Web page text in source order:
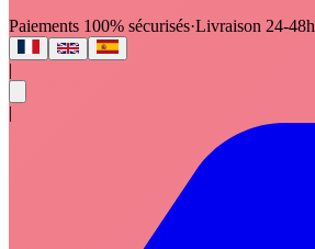
Paiements 100% sécurisés·Livraison 24-48h
|
|